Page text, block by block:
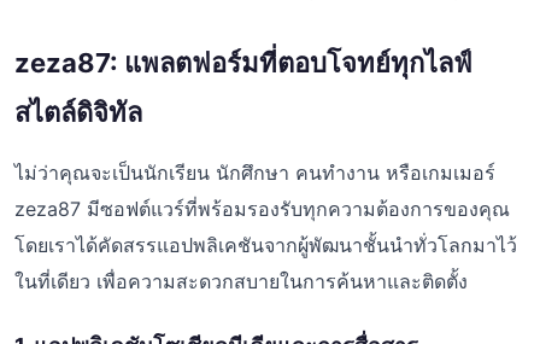
zeza87: แพลตฟอร์มที่ตอบโจทย์ทุกไลฟ์
สไตล์ดิจิทัล
ไม่ว่าคุณจะเป็นนักเรียน นักศึกษา คนทำงาน หรือเกมเมอร์
zeza87 มีซอฟต์แวร์ที่พร้อมรองรับทุกความต้องการของคุณ
โดยเราได้คัดสรรแอปพลิเคชันจากผู้พัฒนาชั้นนำทั่วโลกมาไว้
ในที่เดียว เพื่อความสะดวกสบายในการค้นหาและติดตั้ง